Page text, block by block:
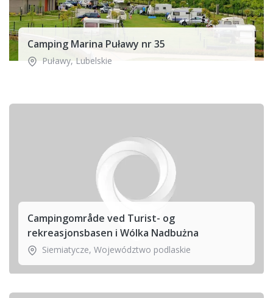
Camping Marina Puławy nr 35
Puławy,Lubelskie
Campingområde ved Turist- og
rekreasjonsbasen i Wólka Nadbużna
Siemiatycze, Województwo podlaskie